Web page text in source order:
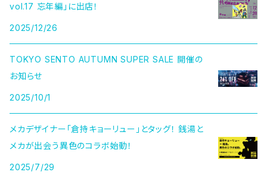
vol.17 忘年編」に出店！
2025/12/26
TOKYO SENTO AUTUMN SUPER SALE 開催の
お知らせ
2025/10/1
メカデザイナー「倉持キョーリュー」とタッグ！ 銭湯と
メカが出会う異色のコラボ始動！
2025/7/29